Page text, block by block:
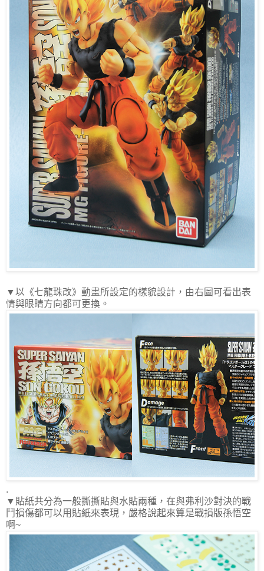
▼以《七龍珠改》動畫所設定的樣貌設計，由右圖可看出表
情與眼睛方向都可更換。
.
▼貼紙共分為一般撕撕貼與水貼兩種，在與弗利沙對決的戰
鬥損傷都可以用貼紙來表現，嚴格說起來算是戰損版孫悟空
啊~